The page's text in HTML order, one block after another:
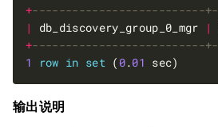
+
|
db_discovery_group_0_mgr |
+
1
row in set ( 0.01
输出说明